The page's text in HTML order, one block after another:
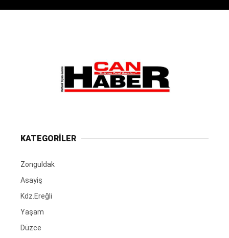
KATEGORİLER
Zonguldak
Asayiş
Kdz.Ereğli
Yaşam
Düzce